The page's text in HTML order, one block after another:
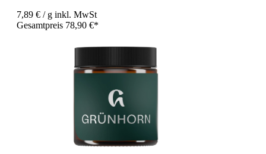
7,89 € / g inkl. MwSt
Gesamtpreis 78,90 €*